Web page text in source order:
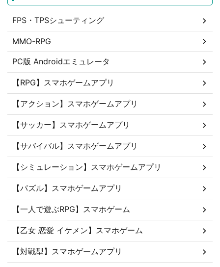
FPS・TPSシューティング
MMO-RPG
PC版 Androidエミュレータ
【RPG】スマホゲームアプリ
【アクション】スマホゲームアプリ
【サッカー】スマホゲームアプリ
【サバイバル】スマホゲームアプリ
【シミュレーション】スマホゲームアプリ
【パズル】スマホゲームアプリ
【一人で遊ぶRPG】スマホゲーム
【乙女 恋愛 イケメン】スマホゲーム
【対戦型】スマホゲームアプリ